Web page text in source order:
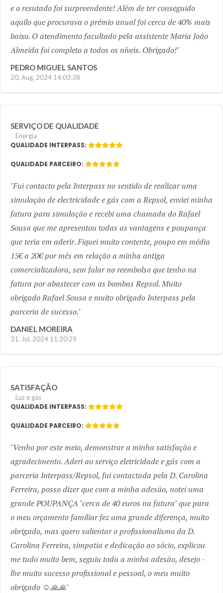
e o resutado foi surpreendente! Além de ter conseguido
aquilo que procurava o prémio anual foi cerca de 40% mais
baixo. O atendimento facultado pela assistente Maria João
Almeida foi completo a todos os níveis. Obrigado!
PEDRO MIGUEL SANTOS
20, Aug, 2024 14:03:38
SERVIÇO DE QUALIDADE
Energia
QUALIDADE INTERPASS:
QUALIDADE PARCEIRO:
Fui contacto pela Interpass no sentido de realizar uma
simulação de electricidade e gás com a Repsol, enviei minha
fatura para simulação e recebi uma chamada do Rafael
Sousa que me apresentou todas as vantagens e poupança
que teria em aderir. Fiquei muito contente, poupo em média
15€ a 20€ por mês em relação a minha antiga
comercializadora, sem falar no reembolso que tenho na
fatura por abastecer com as bombas Repsol. Muito
obrigado Rafael Sousa e muito obrigado Interpass pela
parceria de sucesso.
DANIEL MOREIRA
31, Jul, 2024 11:20:29
SATISFAÇÃO
Luz e gás
QUALIDADE INTERPASS:
QUALIDADE PARCEIRO:
Venho por este meio, demonstrar a minha satisfação e
agradecimento. Aderi ao serviço eletricidade e gás com a
parceria Interpass/Repsol, fui contactada pela D. Carolina
Ferreira, posso dizer que com a minha adesão, notei uma
grande POUPANÇA "cerca de 40 euros na fatura" que para
o meu orçamento familiar fez uma grande diferença, muito
obrigado, mas quero salientar o profissionalismo da D.
Carolina Ferreira, simpatia e dedicação ao sócio, explicou
me tudo muito bem, seguiu toda a minha adesão, desejo -
lhe muito sucesso profissional e pessoal, o meu muito
obrigado ☺️🙏🙏